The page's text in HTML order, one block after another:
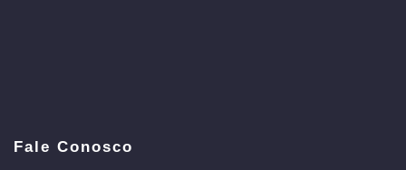
Fale Conosco